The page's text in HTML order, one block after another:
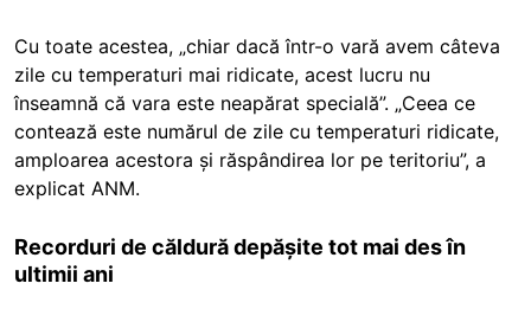
Cu toate acestea, „chiar dacă într-o vară avem câteva
zile cu temperaturi mai ridicate, acest lucru nu
înseamnă că vara este neapărat specială”. „Ceea ce
contează este numărul de zile cu temperaturi ridicate,
amploarea acestora și răspândirea lor pe teritoriu”, a
explicat ANM.
Recorduri de căldură depășite tot mai des în
ultimii ani